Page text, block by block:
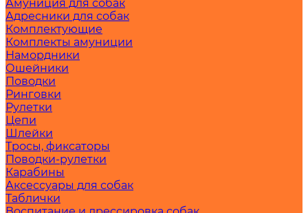
Амуниция для собак
Адресники для собак
Комплектующие
Комплекты амуниции
Намордники
Ошейники
Поводки
Ринговки
Рулетки
Цепи
Шлейки
Тросы, фиксаторы
Поводки-рулетки
Карабины
Аксессуары для собак
Таблички